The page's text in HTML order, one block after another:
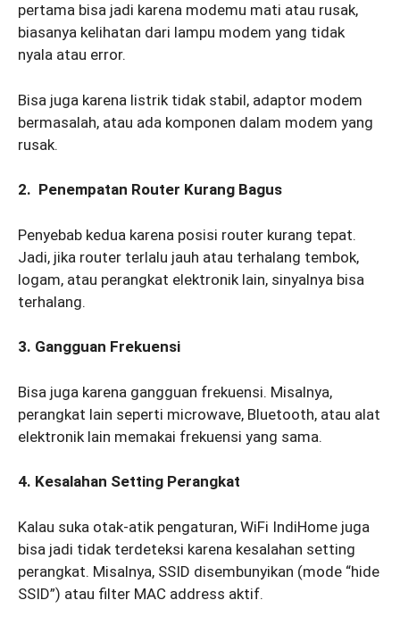
pertama bisa jadi karena modemu mati atau rusak,
biasanya kelihatan dari lampu modem yang tidak
nyala atau error.
Bisa juga karena listrik tidak stabil, adaptor modem
bermasalah, atau ada komponen dalam modem yang
rusak.
2. Penempatan Router Kurang Bagus
Penyebab kedua karena posisi router kurang tepat.
Jadi, jika router terlalu jauh atau terhalang tembok,
logam, atau perangkat elektronik lain, sinyalnya bisa
terhalang.
3. Gangguan Frekuensi
Bisa juga karena gangguan frekuensi. Misalnya,
perangkat lain seperti microwave, Bluetooth, atau alat
elektronik lain memakai frekuensi yang sama.
4. Kesalahan Setting Perangkat
Kalau suka otak-atik pengaturan, WiFi IndiHome juga
bisa jadi tidak terdeteksi karena kesalahan setting
perangkat. Misalnya, SSID disembunyikan (mode “hide
SSID”) atau filter MAC address aktif.